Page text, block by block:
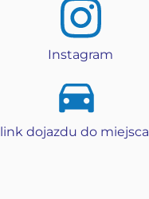
link dojazdu do miejsca
Instagram